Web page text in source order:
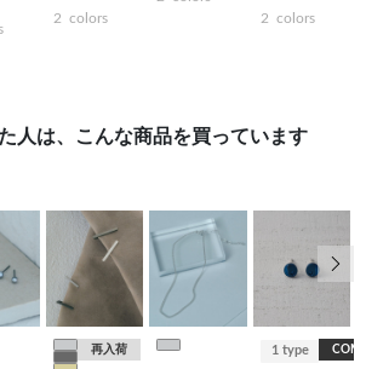
2 colors 2 colors
人は、こんな商品を買っています
再入荷 1 type